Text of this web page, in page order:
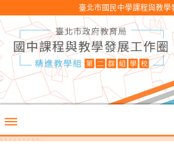
臺北市國民中學課程與教